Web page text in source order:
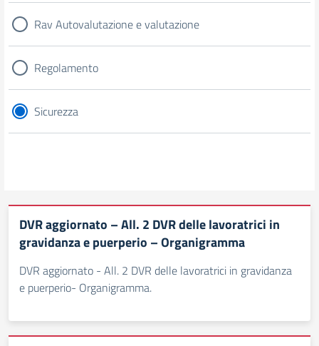
Rav Autovalutazione e valutazione
Regolamento
Sicurezza
DVR aggiornato – All. 2 DVR delle lavoratrici in
gravidanza e puerperio – Organigramma
DVR aggiornato - All. 2 DVR delle lavoratrici in gravidanza
e puerperio- Organigramma.